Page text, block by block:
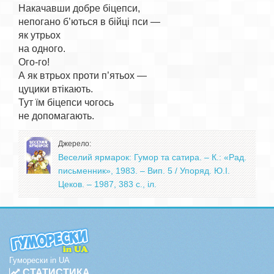
Накачавши добре біцепси,
непогано б’ються в бійці пси —
як утрьох
на одного.
Ого-го!
А як втрьох проти п’ятьох —
цуцики втікають.
Тут їм біцепси чогось
Джерело:
Веселий ярмарок: Гумор та сатира. – К.: «Рад.
письменник», 1983. – Вип. 5 / Упоряд. Ю.І.
Цеков. – 1987, 383 с., іл.
Гуморески in UA